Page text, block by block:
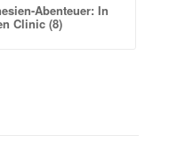
Abenteuer: In
Clinic (8)